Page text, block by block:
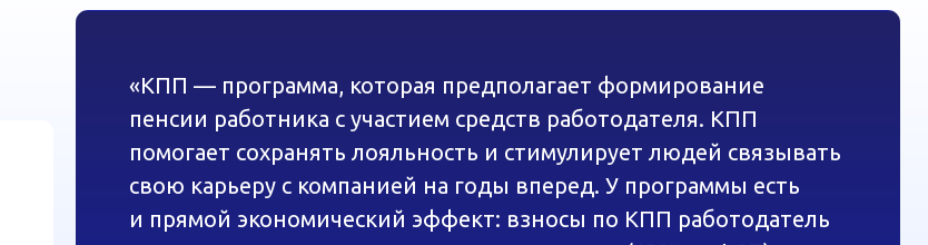
пенсии работника с участием средств работодателя. КПП
свою карьеру с компанией на годы вперед. У программы есть
и прямой экономический эффект: взносы по КПП работодатель
может учитывать в расходах на оплату труда (12% от ФОТ), что
позволяет оптимизировать налоговую нагрузку и экономить
на страховых взносах».